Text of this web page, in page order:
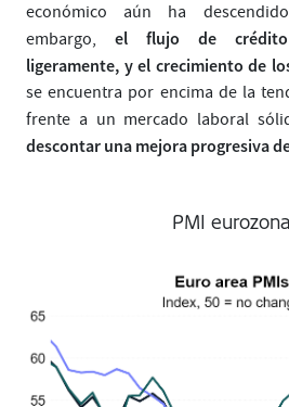
económico aún ha
embargo, el flujo de crédito
ligeramente, y el crecimiento de
se encuentra por encima de la
frente a un mercado laboral
descontar una mejora progresiva
PMI eurozona